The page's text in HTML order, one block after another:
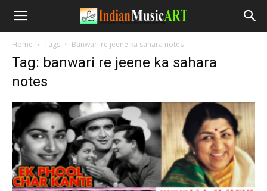
Home Tags Banwari re jeene ka sahara notes
Tag: banwari re jeene ka sahara
notes